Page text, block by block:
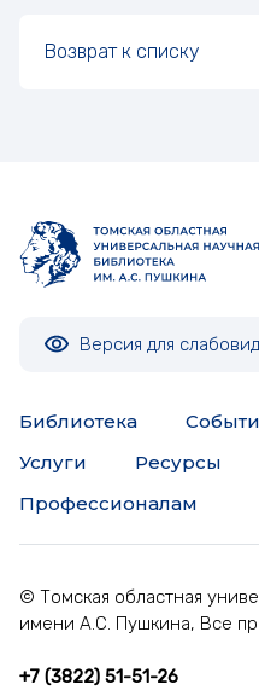
Возврат к списку
Версия для
Библиотека
Услуги
Ресурсы
Профессионалам
© Томская областная
имени А.С. Пушкина, Все
+7 (3822) 51-51-26